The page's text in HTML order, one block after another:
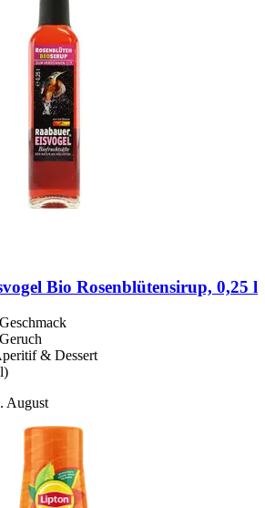
Bio Rosenblütensirup, 0,25 l
& Dessert
August